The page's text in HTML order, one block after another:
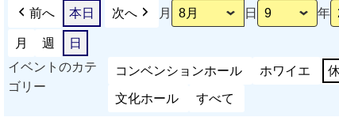
前へ 本日 次へ 月 日 年
月 週
日
イベントのカテ
ゴリー
コンベンションホール ホワイエ
文化ホール すべて